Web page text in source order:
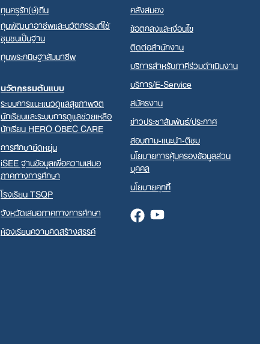
ทุนครูรัก(ษ์)ถิ่น
ทุนพัฒนาอาชีพและนวัตกรรมที่ใช้
ชุมชนเป็นฐาน
ทุนพระกนิษฐาสัมมาชีพ
นวัตกรรมต้นแบบ
ระบบการแนะแนวดูแลสุขภาพจิต
นักเรียนและระบบการดูแลช่วยเหลือ
นักเรียน HERO OBEC CARE
การศึกษายืดหยุ่น
iSEE ฐานข้อมูลเพื่อความเสมอ
ภาคทางการศึกษา
โรงเรียน TSQP
จังหวัดเสมอภาคทางการศึกษา
ห้องเรียนความคิดสร้างสรรค์
คลังสมอง
ข้อตกลงและเงื่อนไข
ติดต่อสำนักงาน
บริการสำหรับภาคีร่วมดำเนินงาน
บริการ/E-Service
สมัครงาน
ข่าวประชาสัมพันธ์/ประกาศ
สอบถาม-แนะนำ-ติชม
นโยบายการคุ้มครองข้อมูลส่วน
บุคคล
นโยบายคุกกี้
FacebookYoutube